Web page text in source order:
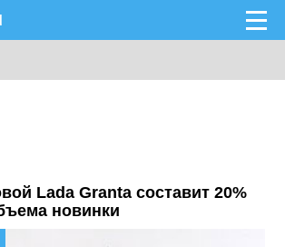
Lada Granta составит 20%
новинки